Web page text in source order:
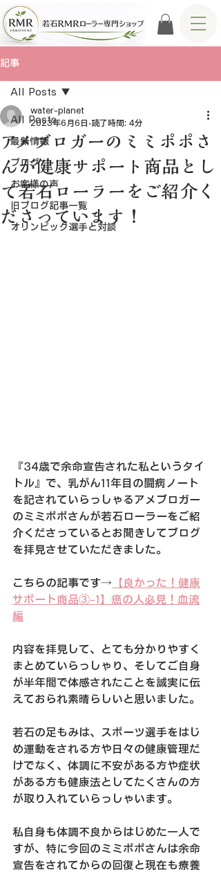
記事
All Posts
最新情報
ブログ
お客様の声
旧ブログ記事一覧
オリンピック選手と対談
All Posts
アメブロガーのミミポポさ
んが健康サポート商品とし
て若石ローラーをご紹介く
ださっています！
water-planet
2023年6月6日 読了時間: 4分
『34歳で余命宣告された私というタイ
トル』で、乳がん11年目の闘病ノート
を記されていらっしゃるアメブロガー
のミミポポさんが若石ローラーをご紹
介くださっているとお聞きしてブログ
を拝見させていただきました。
こちらの記事です→ 【良かった！健康
サポート商品③-1】癌の人必見！血流
編
内容を拝見して、とても分かりやすく
まとめていらっしゃり、そしてご自身
が半年間で体感されたことを誠実に伝
えておられ素晴らしいと思いました。
若石の足もみは、スポーツ選手をはじ
め運動をされる方や日々の健康管理だ
けでなく、体調に不安がある方や症状
がある方も健康法としてたくさんの方
が取り入れていらっしゃいます。
私自身も体調不良からはじめた一人で
すが、特に今回のミミポポさんは余命
宣告をされてからの回復と現在も療養